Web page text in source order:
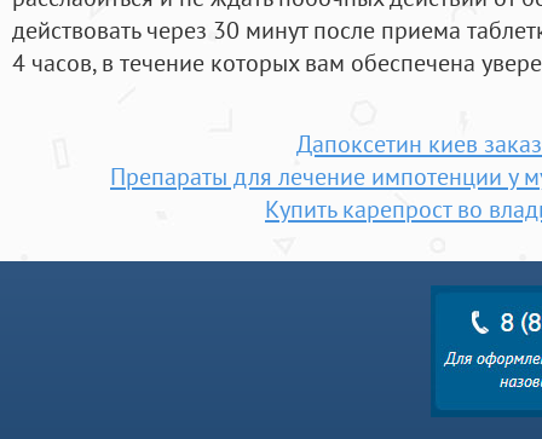
действовать через 30 минут после приема
4 часов, в течение которых вам обеспечена
Дапоксетин киев
Препараты для лечение импотенции у
Купить карепрост во